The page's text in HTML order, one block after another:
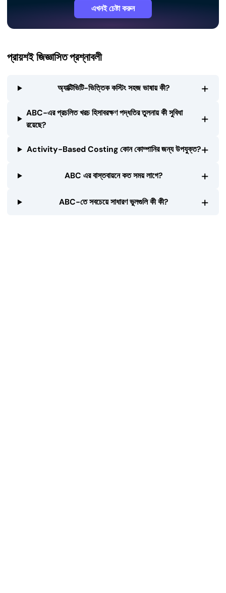
এখনই চেষ্টা করুন
প্রায়শই জিজ্ঞাসিত প্রশ্নাবলী
অ্যাক্টিভিটি-ভিত্তিক কস্টিং সহজ ভাষায় কী? +
ABC-এর প্রচলিত খরচ হিসাবরক্ষণ পদ্ধতির তুলনায় কী সুবিধা
রয়েছে?
+
Activity-Based Costing কোন কোম্পানির জন্য উপযুক্ত?+
ABC এর বাস্তবায়নে কত সময় লাগে? +
ABC-তে সবচেয়ে সাধারণ ভুলগুলি কী কী? +